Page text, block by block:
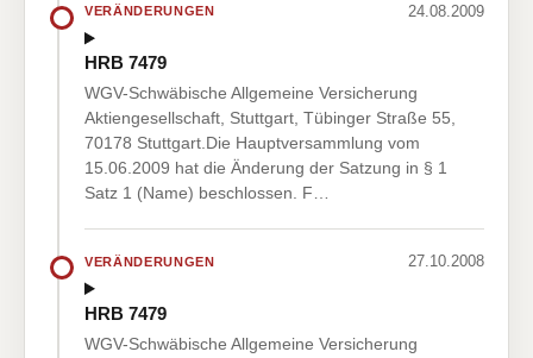
VERÄNDERUNGEN 24.08.2009
HRB 7479
WGV-Schwäbische Allgemeine Versicherung
Aktiengesellschaft, Stuttgart, Tübinger Straße 55,
70178 Stuttgart.Die Hauptversammlung vom
15.06.2009 hat die Änderung der Satzung in § 1
Satz 1 (Name) beschlossen. F…
VERÄNDERUNGEN 27.10.2008
HRB 7479
WGV-Schwäbische Allgemeine Versicherung